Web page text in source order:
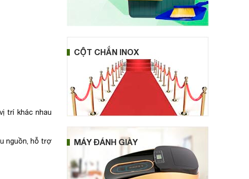
trí khác nhau
nguồn, hỗ trợ
CỘT CHẮN INOX
MÁY ĐÁNH GIÀY